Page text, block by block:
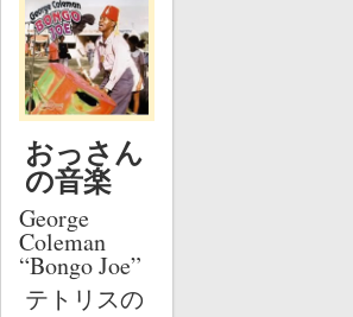
おっさん
の音楽
George
Coleman
“Bongo Joe”
テトリスの